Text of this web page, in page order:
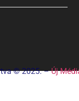
© 2025. –Új